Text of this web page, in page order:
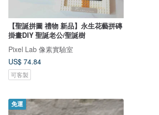
【聖誕拼圖 禮物 新品】永生花藝拼磚
掛畫DIY 聖誕老公/聖誕樹
Pixel Lab 像素實驗室
US$ 74.84
可客製
免運